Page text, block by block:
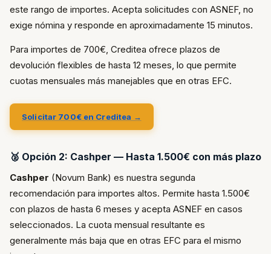
este rango de importes. Acepta solicitudes con ASNEF, no
exige nómina y responde en aproximadamente 15 minutos.
Para importes de 700€, Creditea ofrece plazos de
devolución flexibles de hasta 12 meses, lo que permite
cuotas mensuales más manejables que en otras EFC.
Solicitar 700€ en Creditea →
🥈 Opción 2: Cashper — Hasta 1.500€ con más plazo
Cashper (Novum Bank) es nuestra segunda
recomendación para importes altos. Permite hasta 1.500€
con plazos de hasta 6 meses y acepta ASNEF en casos
seleccionados. La cuota mensual resultante es
generalmente más baja que en otras EFC para el mismo